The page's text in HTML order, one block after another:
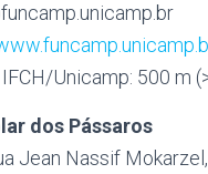
funcamp.unicamp.br
Unicamp: 500 m
dos Pássaros
Jean Nassif